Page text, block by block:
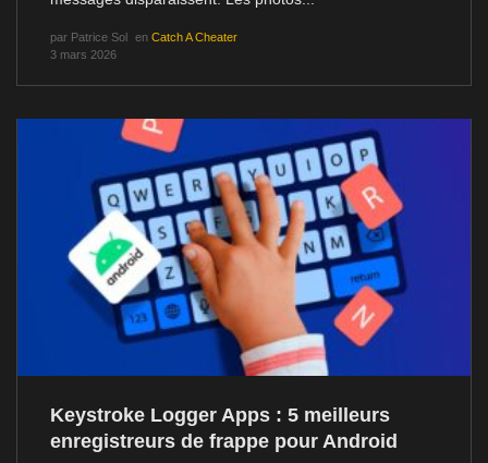
par Patrice Sol en Catch A Cheater
3 mars 2026
Keystroke Logger Apps : 5 meilleurs
enregistreurs de frappe pour Android